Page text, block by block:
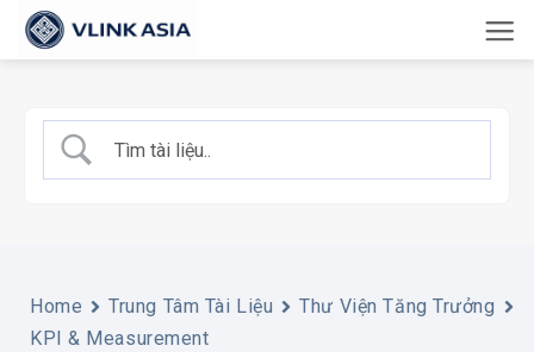
qua
dung
Home Trung Tâm Tài Liệu
Thư Viện Tăng Trưởng
KPI & Measurement